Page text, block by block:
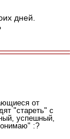
дней.
от
"стареть" с
успешный,
:?